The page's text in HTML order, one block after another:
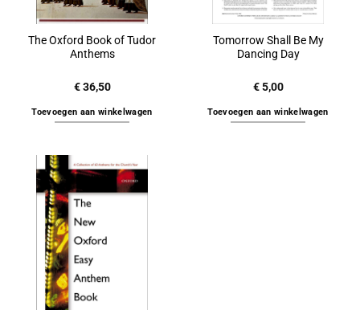
The Oxford Book of Tudor
Anthems
€36,50
Toevoegen aan winkelwagen
Tomorrow Shall Be My
Dancing Day
€5,00
Toevoegen aan winkelwagen